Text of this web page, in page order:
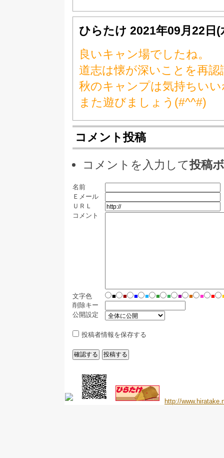
ひらたけ 2021年09月22日
良いキャン場でしたね。
道志は懐が深いことを再
秋のキャンプは気持ちいい
また遊びましょう(#^^#)
コメント投稿
コメントを入力して投稿
名前
Ｅメール
ＵＲＬ
コメント
文字色 ■ ■ ■ ■ ■ ■ ■ ■ ■ ■
削除キー
公開設定
投稿者情報を保存する
http://